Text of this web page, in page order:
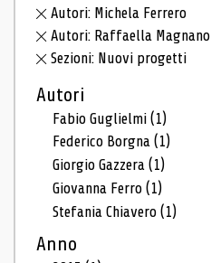
Autori: Michela Ferrero
Autori: Raffaella Magnano
Sezioni: Nuovi progetti
Autori
Fabio Guglielmi(1)
Federico Borgna(1)
Giorgio Gazzera(1)
Giovanna Ferro(1)
Stefania Chiavero(1)
Anno